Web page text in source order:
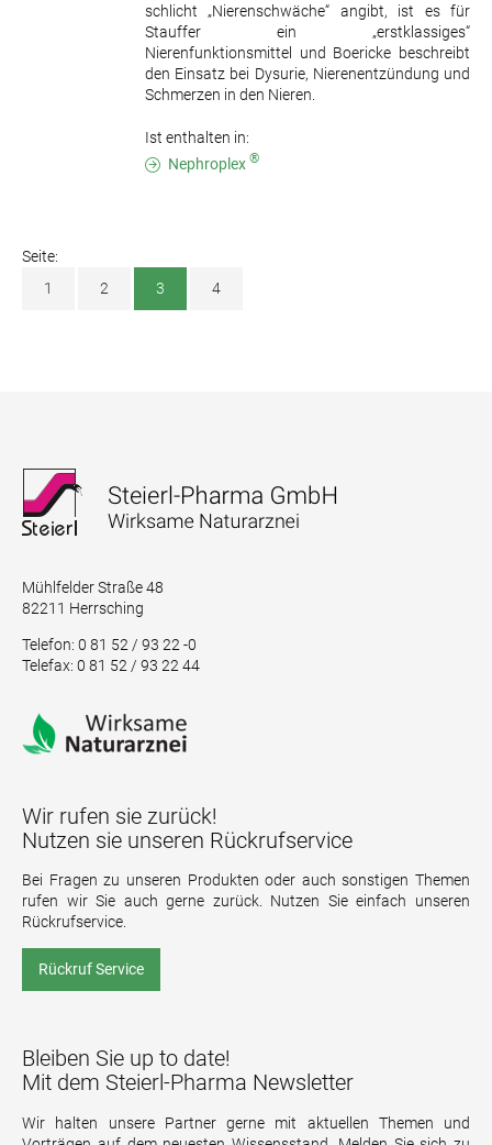
schlicht „Nierenschwäche“ angibt, ist es für
Stauffer ein „erstklassiges“
Nierenfunktionsmittel und Boericke beschreibt
den Einsatz bei Dysurie, Nierenentzündung und
Schmerzen in den Nieren.
Ist enthalten in:
Nephroplex ®
Seite:
1
2 3 4
Mühlfelder Straße 48
82211 Herrsching
Telefon: 0 81 52 / 93 22 -0
Telefax: 0 81 52 / 93 22 44
Wir rufen sie zurück!
Nutzen sie unseren Rückrufservice
Bei Fragen zu unseren Produkten oder auch sonstigen Themen
rufen wir Sie auch gerne zurück. Nutzen Sie einfach unseren
Rückrufservice.
Rückruf Service
Bleiben Sie up to date!
Mit dem Steierl-Pharma Newsletter
Wir halten unsere Partner gerne mit aktuellen Themen und